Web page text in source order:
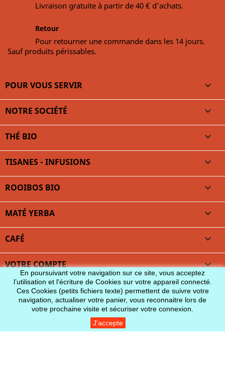
Livraison gratuite à partir de 40 € d'achats.
Retour
Pour retourner une commande dans les 14 jours.
Sauf produits périssables.
POUR VOUS SERVIR 
NOTRE SOCIÉTÉ 
THÉ BIO 
TISANES - INFUSIONS 
ROOIBOS BIO 
MATÉ YERBA 
CAFÉ 
VOTRE COMPTE 
INFORMATIONS
En poursuivant votre navigation sur ce site, vous acceptez
l’utilisation et l'écriture de Cookies sur votre appareil connecté.
Ces Cookies (petits fichiers texte) permettent de suivre votre
navigation, actualiser votre panier, vous reconnaitre lors de
votre prochaine visite et sécuriser votre connexion.
J'accepte